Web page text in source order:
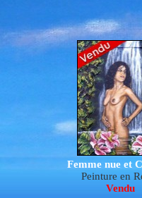
Femme nue et
Peinture en
Vendu